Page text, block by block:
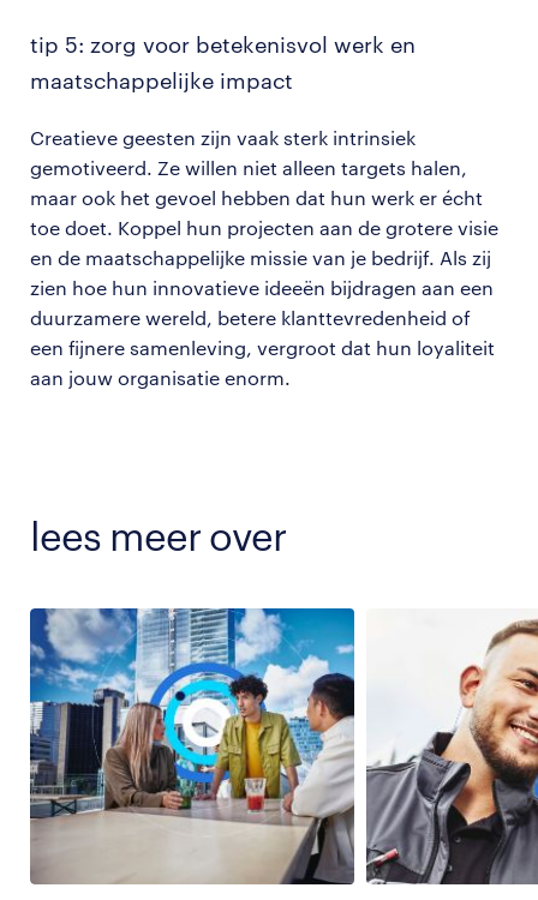
tip 5: zorg voor betekenisvol werk en
maatschappelijke impact
Creatieve geesten zijn vaak sterk intrinsiek
gemotiveerd. Ze willen niet alleen targets halen,
maar ook het gevoel hebben dat hun werk er écht
toe doet. Koppel hun projecten aan de grotere visie
en de maatschappelijke missie van je bedrijf. Als zij
zien hoe hun innovatieve ideeën bijdragen aan een
duurzamere wereld, betere klanttevredenheid of
een fijnere samenleving, vergroot dat hun loyaliteit
aan jouw organisatie enorm.
lees meer over